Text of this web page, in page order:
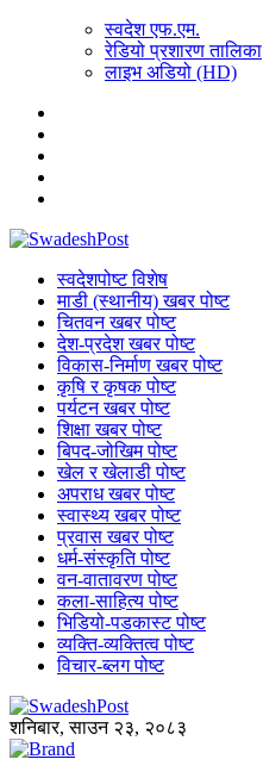
स्वदेश एफ.एम.
रेडियो प्रशारण तालिका
लाइभ अडियो (HD)
स्वदेशपोष्ट विशेष
माडी (स्थानीय) खबर पोष्ट
चितवन खबर पोष्ट
देश-प्रदेश खबर पोष्ट
विकास-निर्माण खबर पोष्ट
कृषि र कृषक पोष्ट
पर्यटन खबर पोष्ट
शिक्षा खबर पोष्ट
बिपद-जोखिम पोष्ट
खेल र खेलाडी पोष्ट
अपराध खबर पोष्ट
स्वास्थ्य खबर पोष्ट
प्रवास खबर पोष्ट
धर्म-संस्कृति पोष्ट
वन-वातावरण पोष्ट
कला-साहित्य पोष्ट
भिडियो-पडकास्ट पोष्ट
व्यक्ति-व्यक्तित्व पोष्ट
विचार-ब्लग पोष्ट
शनिबार, साउन २३, २०८३